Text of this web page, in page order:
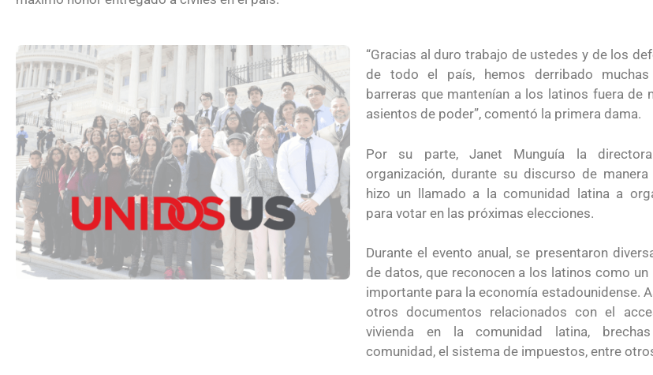
“Gracias al duro trabajo de ustedes y de los
de todo el país, hemos derribado
barreras que mantenían a los latinos fuera de
asientos de poder”, comentó la primera dama.
Por su parte, Janet Munguía la
organización, durante su discurso de manera
hizo un llamado a la comunidad latina a
para votar en las próximas elecciones.
Durante el evento anual, se presentaron
de datos, que reconocen a los latinos como un
importante para la economía estadounidense.
otros documentos relacionados con el
vivienda en la comunidad latina,
comunidad, el sistema de impuestos, entre
¿Qué es la tarifa de reciprocidad para la visa
americana y quién debe pagarla?
Conoce los cursos de construcción en
para el Empleo